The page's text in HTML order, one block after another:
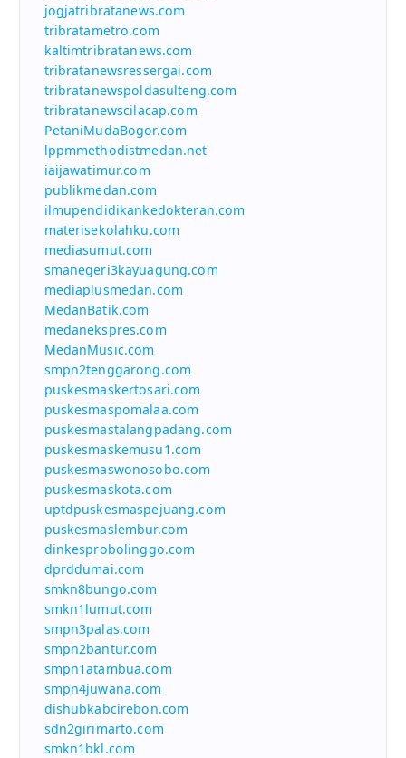
jogjatribratanews.com
tribratametro.com
kaltimtribratanews.com
tribratanewsressergai.com
tribratanewspoldasulteng.com
tribratanewscilacap.com
PetaniMudaBogor.com
lppmmethodistmedan.net
iaijawatimur.com
publikmedan.com
ilmupendidikankedokteran.com
materisekolahku.com
mediasumut.com
smanegeri3kayuagung.com
mediaplusmedan.com
MedanBatik.com
medanekspres.com
MedanMusic.com
smpn2tenggarong.com
puskesmaskertosari.com
puskesmaspomalaa.com
puskesmastalangpadang.com
puskesmaskemusu1.com
puskesmaswonosobo.com
puskesmaskota.com
uptdpuskesmaspejuang.com
puskesmaslembur.com
dinkesprobolinggo.com
dprddumai.com
smkn8bungo.com
smkn1lumut.com
smpn3palas.com
smpn2bantur.com
smpn1atambua.com
smpn4juwana.com
dishubkabcirebon.com
sdn2girimarto.com
smkn1bkl.com